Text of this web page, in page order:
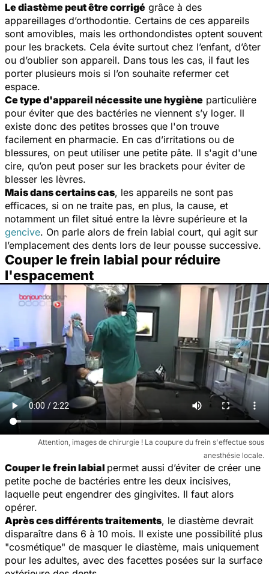
Le diastème peut être corrigé grâce à des
appareillages d’orthodontie. Certains de ces appareils
sont amovibles, mais les orthondondistes optent souvent
pour les brackets. Cela évite surtout chez l’enfant, d’ôter
ou d’oublier son appareil. Dans tous les cas, il faut les
porter plusieurs mois si l’on souhaite refermer cet
espace.
Ce type d'appareil nécessite une hygiène particulière
pour éviter que des bactéries ne viennent s’y loger. Il
existe donc des petites brosses que l'on trouve
facilement en pharmacie. En cas d’irritations ou de
blessures, on peut utiliser une petite pâte. Il s'agit d'une
cire, qu’on peut poser sur les brackets pour éviter de
blesser les lèvres.
Mais dans certains cas, les appareils ne sont pas
efficaces, si on ne traite pas, en plus, la cause, et
notamment un filet situé entre la lèvre supérieure et la
gencive. On parle alors de frein labial court, qui agit sur
l’emplacement des dents lors de leur pousse successive.
Couper le frein labial pour réduire
l'espacement
Attention, images de chirurgie ! La coupure du frein s'effectue sous
anesthésie locale.
Couper le frein labial permet aussi d’éviter de créer une
petite poche de bactéries entre les deux incisives,
laquelle peut engendrer des gingivites. Il faut alors
opérer.
Après ces différents traitements, le diastème devrait
disparaître dans 6 à 10 mois. Il existe une possibilité plus
"cosmétique" de masquer le diastème, mais uniquement
pour les adultes, avec des facettes posées sur la surface